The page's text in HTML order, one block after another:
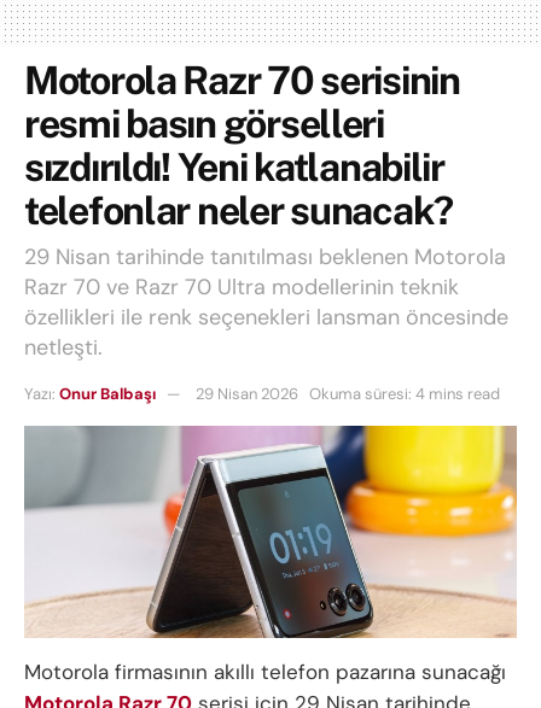
Motorola Razr 70 serisinin
resmi basın görselleri
sızdırıldı! Yeni katlanabilir
telefonlar neler sunacak?
29 Nisan tarihinde tanıtılması beklenen Motorola
Razr 70 ve Razr 70 Ultra modellerinin teknik
özellikleri ile renk seçenekleri lansman öncesinde
netleşti.
Yazı: Onur Balbaşı 29 Nisan 2026 Okuma süresi: 4 mins read
Motorola firmasının akıllı telefon pazarına sunacağı
Motorola Razr 70 serisi için 29 Nisan tarihinde